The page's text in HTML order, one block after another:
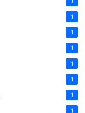
1
1
1
1
1
1
1